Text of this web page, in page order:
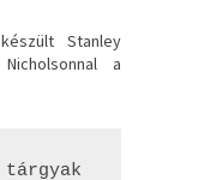
Stanley
a